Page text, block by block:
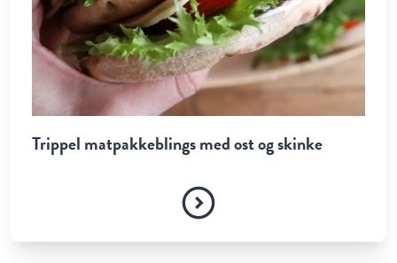
Trippel matpakkeblings med ost og skinke